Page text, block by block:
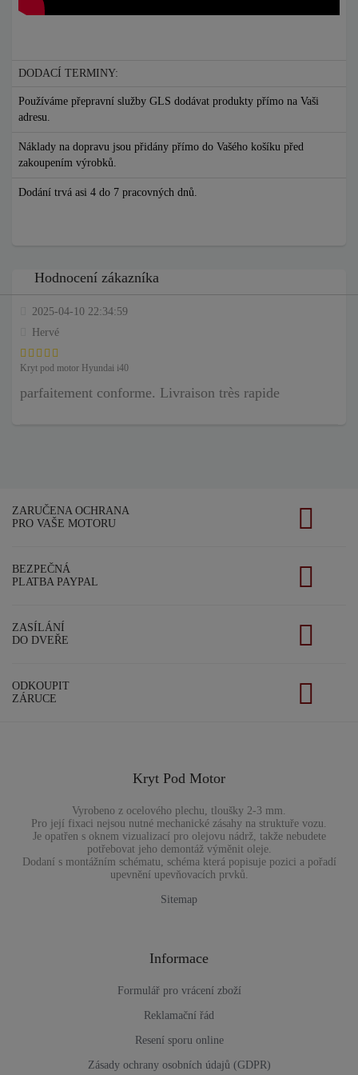
DODACÍ TERMINY:
Používáme přepravní služby GLS dodávat produkty přímo na Vaši
adresu.
Náklady na dopravu jsou přidány přímo do Vašého košíku před
zakoupením výrobků.
Dodání trvá asi 4 do 7 pracovných dnů.
Hodnocení zákazníka
2025-04-10 22:34:59
Hervé
Kryt pod motor Hyundai i40
parfaitement conforme. Livraison très rapide
ZARUČENA OCHRANA
PRO VAŠE MOTORU
BEZPEČNÁ
PLATBA PAYPAL
ZASÍLÁNÍ
DO DVEŘE
ODKOUPIT
ZÁRUCE
Kryt Pod Motor
Vyrobeno z ocelového plechu, tloušky 2-3 mm.
Pro její fixaci nejsou nutné mechanické zásahy na struktuře vozu.
Je opatřen s oknem vizualizací pro olejovu nádrž, takže nebudete
potřebovat jeho demontáž výměnit oleje.
Dodaní s montážním schématu, schéma která popisuje pozici a pořadí
upevnění upevňovacích prvků.
Sitemap
Informace
Formulář pro vrácení zboží
Reklamační řád
Resení sporu online
Zásady ochrany osobních údajů (GDPR)